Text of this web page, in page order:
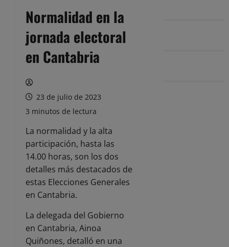
Normalidad en la
jornada electoral
en Cantabria
23 de julio de 2023
3 minutos de lectura
La normalidad y la alta
participación, hasta las
14.00 horas, son los dos
detalles más destacados de
estas Elecciones Generales
en Cantabria.
La delegada del Gobierno
en Cantabria, Ainoa
Quiñones, detalló en una